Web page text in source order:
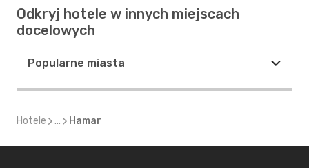
Odkryj hotele w innych miejscach
docelowych
Popularne miasta
Hotele ... Hamar